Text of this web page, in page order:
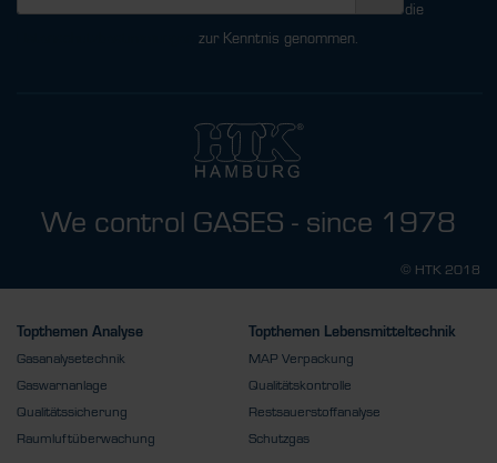
die
zur Kenntnis genommen.
We control GASES - since 1978
© HTK 2018
Topthemen Analyse
Gasanalysetechnik
Gaswarnanlage
Qualitätssicherung
Raumluftüberwachung
Topthemen Lebensmitteltechnik
MAP Verpackung
Qualitätskontrolle
Restsauerstoffanalyse
Schutzgas